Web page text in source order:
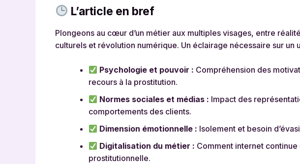
L’article en bref
Plongeons au cœur d’un métier aux multiples visages, entre
culturels et révolution numérique. Un éclairage nécessaire sur un
Psychologie et pouvoir : Compréhension des
recours à la prostitution.
Normes sociales et médias : Impact des
comportements des clients.
Dimension émotionnelle : Isolement et besoin
Digitalisation du métier : Comment internet
prostitutionnelle.